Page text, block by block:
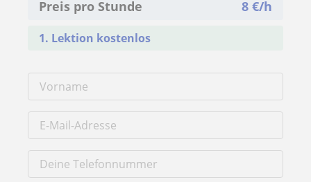
Preis pro Stunde 8€/h
1. Lektion kostenlos